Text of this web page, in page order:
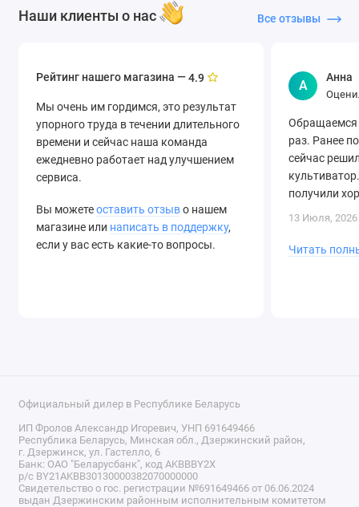
Наши клиенты о нас Все отзывы
Рейтинг нашего магазина —4.9
Мы очень им гордимся, это результат
упорного труда в течении длительного
времени и сейчас наша команда
ежедневно работает над улучшением
сервиса.
Вы можетеоставить отзыво нашем
магазине или написать в поддержку,
если у вас есть какие-то вопросы.
А
Анна
Обращаемся
раз. Ранее
сейчас
получили
13 Июля, 2026
Читать
Официальный дилер в Республике Беларусь
ИП Фролов Александр Игоревич, УНП 691649466
Республика Беларусь, Минская обл., Дзержинский район,
г. Дзержинск, ул. Гастелло, 6
Банк: ОАО "Беларусбанк", код AKBBBY2X
р/с BY21AKBB30130000382070000000
Свидетельство о гос. регистрации №691649466 от 06.06.2024
выдан Дзержинским районным исполнительным комитетом